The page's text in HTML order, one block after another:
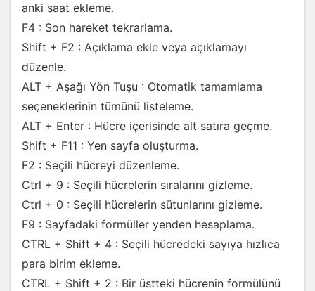
anki saat ekleme.
F4 : Son hareket tekrarlama.
Shift + F2 : Açıklama ekle veya açıklamayı
düzenle.
ALT + Aşağı Yön Tuşu : Otomatik tamamlama
seçeneklerinin tümünü listeleme.
ALT + Enter : Hücre içerisinde alt satıra geçme.
Shift + F11 : Yen sayfa oluşturma.
F2 : Seçili hücreyi düzenleme.
Ctrl + 9 : Seçili hücrelerin sıralarını gizleme.
Ctrl + 0 : Seçili hücrelerin sütunlarını gizleme.
F9 : Sayfadaki formüller yenden hesaplama.
CTRL + Shift + 4 : Seçili hücredeki sayıya hızlıca
para birim ekleme.
CTRL + Shift + 2 : Bir üstteki hücrenin formülünü